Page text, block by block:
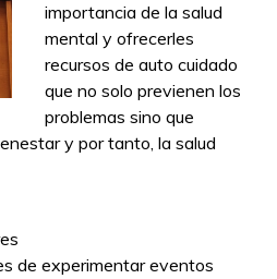
importancia de la salud
mental y ofrecerles
recursos de auto cuidado
que no solo previenen los
problemas sino que
y por tanto, la salud
de experimentar eventos